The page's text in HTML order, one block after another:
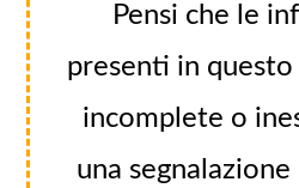
Pensi che le
presenti in
incomplete o
una